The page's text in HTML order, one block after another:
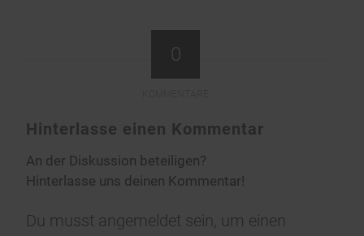
0
Hinterlasse einen Kommentar
An der Diskussion beteiligen?
Hinterlasse uns deinen Kommentar!
Du musst angemeldet sein, um einen